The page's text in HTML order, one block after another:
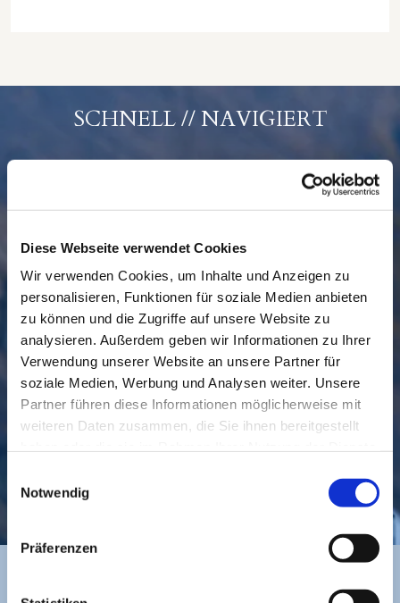
Diese Webseite verwendet Cookies
Wir verwenden Cookies, um Inhalte und Anzeigen zu
personalisieren, Funktionen für soziale Medien anbieten
zu können und die Zugriffe auf unsere Website zu
analysieren. Außerdem geben wir Informationen zu Ihrer
Verwendung unserer Website an unsere Partner für
soziale Medien, Werbung und Analysen weiter. Unsere
Partner führen diese Informationen möglicherweise mit
weiteren Daten zusammen, die Sie ihnen bereitgestellt
Notwendig
Präferenzen
SCHNELL // NAVIGIERT
GEMEINDE BESUCHEN